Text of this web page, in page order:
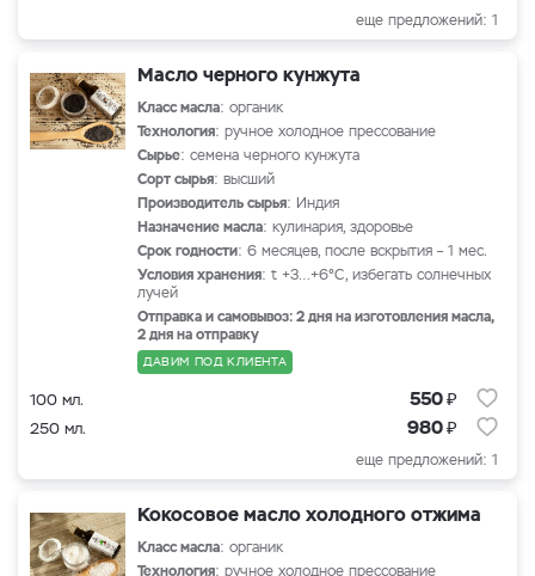
еще предложений: 1
Масло черного кунжута
Класс масла: органик
Технология: ручное холодное прессование
Сырье: семена черного кунжута
Сорт сырья: высший
Производитель сырья: Индия
Назначение масла: кулинария, здоровье
Срок годности: 6 месяцев, после вскрытия – 1 мес.
Условия хранения: t +3…+6°С, избегать солнечных
лучей
Отправка и самовывоз: 2 дня на изготовления масла,
2 дня на отправку
ДАВИМ ПОД КЛИЕНТА
100 мл. 550₽
250 мл. 980₽
еще предложений: 1
Кокосовое масло холодного отжима
Класс масла: органик
Технология: ручное холодное прессование